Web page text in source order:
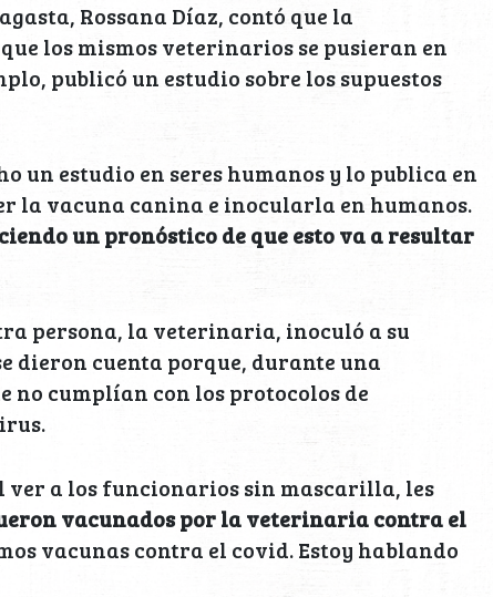
Rossana Díaz, contó que la
los mismos veterinarios se pusieran en
publicó un estudio sobre los supuestos
un estudio en seres humanos y lo publica en
la vacuna canina e inocularla en humanos.
un pronóstico de que esto va a resultar
persona, la veterinaria, inoculó a su
dieron cuenta porque, durante una
no cumplían con los protocolos de
ver a los funcionarios sin mascarilla, les
vacunados por la veterinaria contra el
vacunas contra el covid. Estoy hablando